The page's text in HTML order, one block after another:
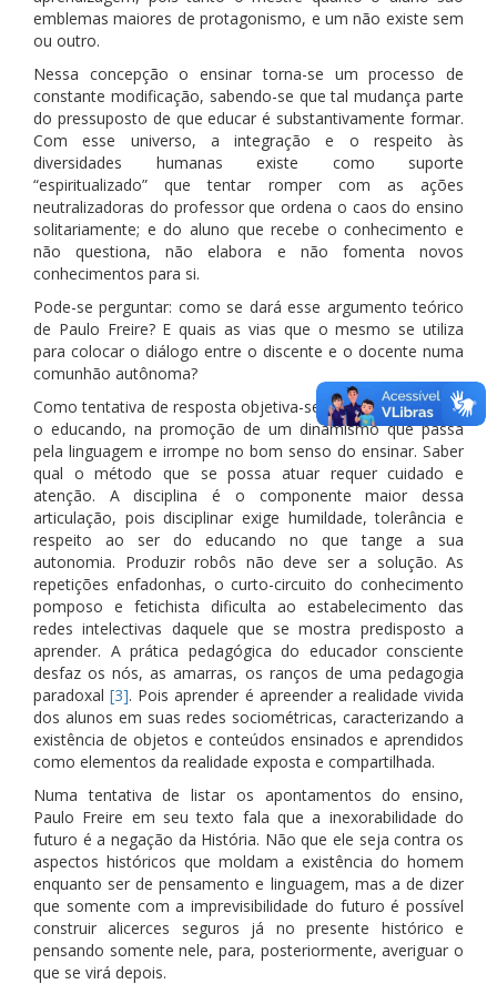
emblemas maiores de protagonismo, e um não existe sem
ou outro.
Nessa concepção o ensinar torna-se um processo de
constante modificação, sabendo-se que tal mudança parte
do pressuposto de que educar é substantivamente formar.
Com esse universo, a integração e o respeito às
diversidades humanas existe como suporte
“espiritualizado” que tentar romper com as ações
neutralizadoras do professor que ordena o caos do ensino
solitariamente; e do aluno que recebe o conhecimento e
não questiona, não elabora e não fomenta novos
conhecimentos para si.
Pode-se perguntar: como se dará esse argumento teórico
de Paulo Freire? E quais as vias que o mesmo se utiliza
para colocar o diálogo entre o discente e o docente numa
comunhão autônoma?
Como tentativa de resposta objetiva-se o respeito ao ente,
o educando, na promoção de um dinamismo que passa
pela linguagem e irrompe no bom senso do ensinar. Saber
qual o método que se possa atuar requer cuidado e
atenção. A disciplina é o componente maior dessa
articulação, pois disciplinar exige humildade, tolerância e
respeito ao ser do educando no que tange a sua
autonomia. Produzir robôs não deve ser a solução. As
repetições enfadonhas, o curto-circuito do conhecimento
pomposo e fetichista dificulta ao estabelecimento das
redes intelectivas daquele que se mostra predisposto a
aprender. A prática pedagógica do educador consciente
desfaz os nós, as amarras, os ranços de uma pedagogia
paradoxal[3]. Pois aprender é apreender a realidade vivida
dos alunos em suas redes sociométricas, caracterizando a
existência de objetos e conteúdos ensinados e aprendidos
como elementos da realidade exposta e compartilhada.
Numa tentativa de listar os apontamentos do ensino,
Paulo Freire em seu texto fala que a inexorabilidade do
futuro é a negação da História. Não que ele seja contra os
aspectos históricos que moldam a existência do homem
enquanto ser de pensamento e linguagem, mas a de dizer
que somente com a imprevisibilidade do futuro é possível
construir alicerces seguros já no presente histórico e
pensando somente nele, para, posteriormente, averiguar o
que se virá depois.